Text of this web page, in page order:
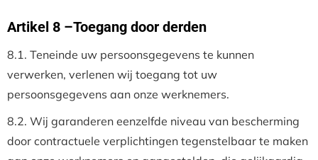
Artikel 8 –Toegang door derden
8.1. Teneinde uw persoonsgegevens te kunnen
verwerken, verlenen wij toegang tot uw
persoonsgegevens aan onze werknemers.
8.2. Wij garanderen eenzelfde niveau van bescherming
door contractuele verplichtingen tegenstelbaar te maken